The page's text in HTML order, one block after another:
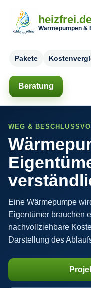
Wärmepumpen &
Pakete
Beratung
WEG &
Eine Wärmepumpe
Eigentümer brauchen
nachvollziehbare
Darstellung des